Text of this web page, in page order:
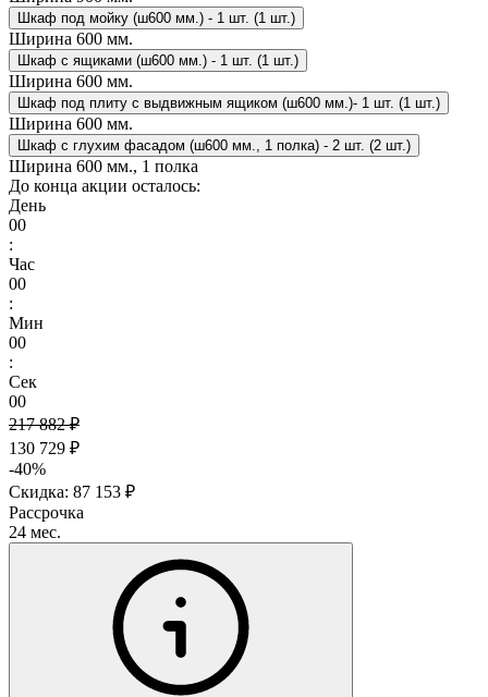
Шкаф под мойку (ш600 мм.) - 1 шт. (1 шт.)
Ширина 600 мм.
Шкаф с ящиками (ш600 мм.) - 1 шт. (1 шт.)
Ширина 600 мм.
Шкаф под плиту с выдвижным ящиком (ш600 мм.)- 1 шт. (1 шт.)
Ширина 600 мм.
Шкаф с глухим фасадом (ш600 мм., 1 полка) - 2 шт. (2 шт.)
Ширина 600 мм., 1 полка
До конца акции осталось:
День
00
:
Час
00
:
Мин
00
:
Сек
00
217 882 ₽
130 729 ₽
-40%
Скидка: 87 153 ₽
Рассрочка
24 мес.